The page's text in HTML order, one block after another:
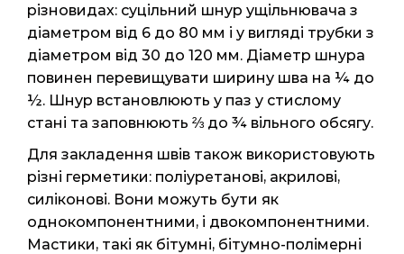
різновидах: суцільний шнур ущільнювача з
діаметром від 6 до 80 мм і у вигляді трубки з
діаметром від 30 до 120 мм. Діаметр шнура
повинен перевищувати ширину шва на ¼ до
½. Шнур встановлюють у паз у стислому
стані та заповнюють ⅔ до ¾ вільного обсягу.
Для закладення швів також використовують
різні герметики: поліуретанові, акрилові,
силіконові. Вони можуть бути як
однокомпонентними, і двокомпонентними.
Мастики, такі як бітумні, бітумно-полімерні